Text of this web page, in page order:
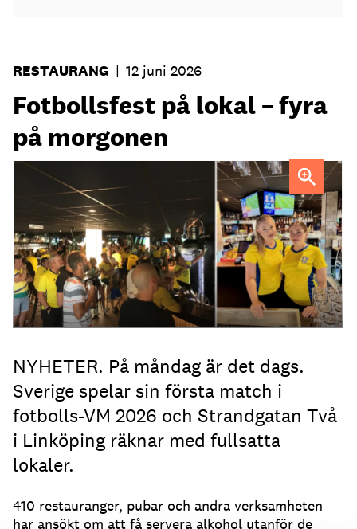
RESTAURANG | 12 juni 2026
Fotbollsfest på lokal – fyra
på morgonen
Strandgatan Två välkomnar svenska fotbollsfans kl 04.
NYHETER. På måndag är det dags.
Sverige spelar sin första match i
fotbolls-VM 2026 och Strandgatan Två
i Linköping räknar med fullsatta
lokaler.
410 restauranger, pubar och andra verksamheten
har ansökt om att få servera alkohol utanför de